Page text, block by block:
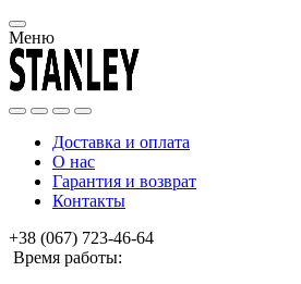
Меню
Доставка и оплата
О нас
Гарантия и возврат
Контакты
+38 (067) 723-46-64
Время работы: